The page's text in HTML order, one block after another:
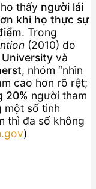
thấy người lái
khi họ thực sự
. Trong
(2010) do
và
, nhóm “nhìn
cao hơn rõ rệt;
20% người tham
một số tình
thì đa số không
)